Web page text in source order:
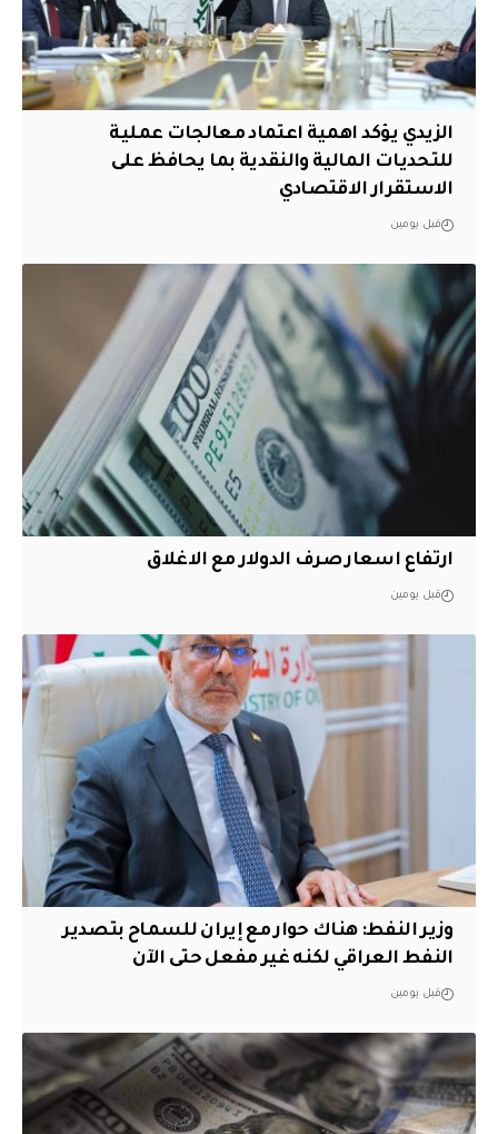
الزيدي يؤكد اهمية اعتماد معالجات عملية
للتحديات المالية والنقدية بما يحافظ على
الاستقرار الاقتصادي
قبل يومين
ارتفاع اسعار صرف الدولار مع الاغلاق
قبل يومين
وزير النفط: هناك حوار مع إيران للسماح بتصدير
النفط العراقي لكنه غير مفعل حتى الآن
قبل يومين